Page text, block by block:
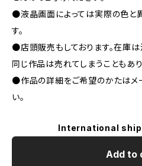
●液晶画面によっては実際の色と
す。
●店頭販売もしております。在庫
同じ作品は売れてしまうこともあり
●作品の詳細をご希望のかたはメ
い。
International
Add to